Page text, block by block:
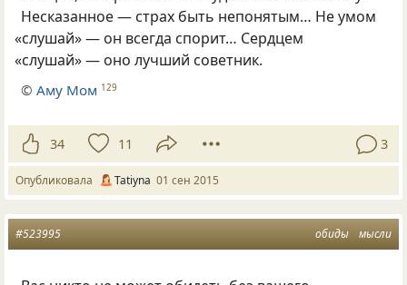
Несказанное — страх быть непонятым… Не умом
«слушай» — он всегда спорит… Сердцем
«слушай» — оно лучший советник.
©Аму Мом 129
34 11 3
Опубликовала Tatiyna 01 сен 2015
обиды мысли
#523995